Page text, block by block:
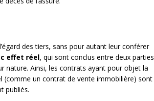
des tiers, sans pour autant leur conférer
effet réel, qui sont conclus entre deux parties
nature. Ainsi, les contrats ayant pour objet la
(comme un contrat de vente immobilière) sont
publiés.